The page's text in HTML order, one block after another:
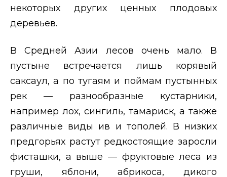
некоторых других ценных плодовых
деревьев.
В Средней Азии лесов очень мало. В
пустыне встречается лишь корявый
саксаул, а по тугаям и поймам пустынных
рек — разнообразные кустарники,
например лох, сингиль, тамариск, а также
различные виды ив и тополей. В низких
предгорьях растут редкостоящие заросли
фисташки, а выше — фруктовые леса из
груши, яблони, абрикоса, дикого